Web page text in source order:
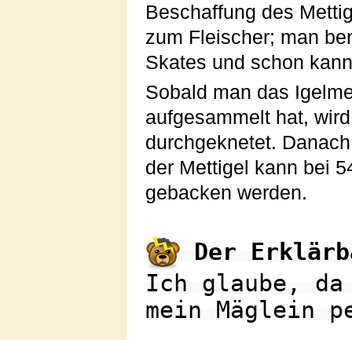
Beschaffung des
zum Fleischer; man
Skates und schon
Sobald man das
aufgesammelt hat,
durchgeknetet.
der Mettigel kann bei
gebacken werden.
Der
Ich glaube,
mein Mäglein